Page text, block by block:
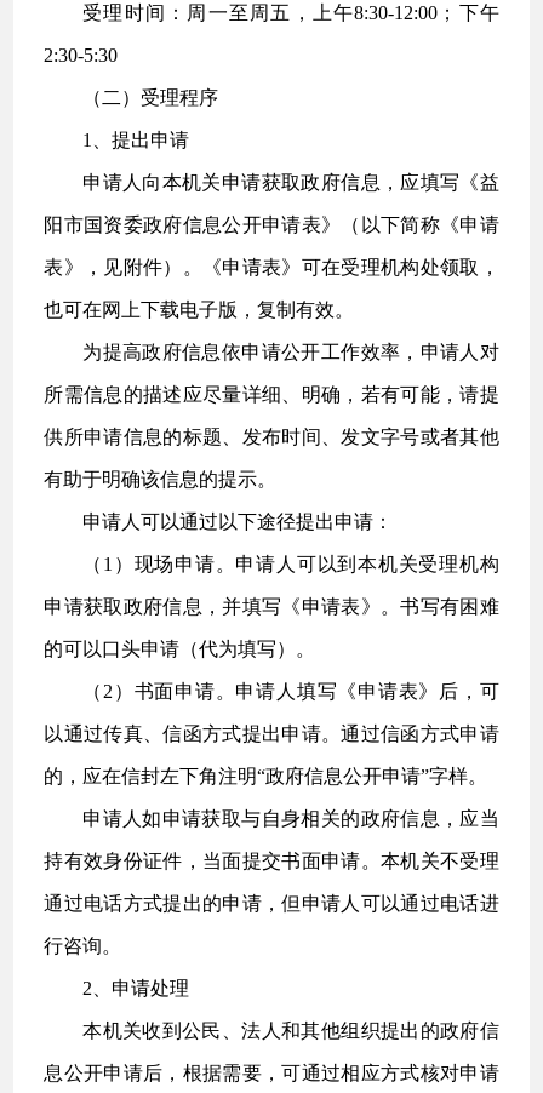
受理时间：周一至周五，上午8:30-12:00；下午
2:30-5:30
（二）受理程序
1、提出申请
申请人向本机关申请获取政府信息，应填写《益
阳市国资委政府信息公开申请表》（以下简称《申请
表》，见附件）。《申请表》可在受理机构处领取，
也可在网上下载电子版，复制有效。
为提高政府信息依申请公开工作效率，申请人对
所需信息的描述应尽量详细、明确，若有可能，请提
供所申请信息的标题、发布时间、发文字号或者其他
有助于明确该信息的提示。
申请人可以通过以下途径提出申请：
（1）现场申请。申请人可以到本机关受理机构
申请获取政府信息，并填写《申请表》。书写有困难
的可以口头申请（代为填写）。
（2）书面申请。申请人填写《申请表》后，可
以通过传真、信函方式提出申请。通过信函方式申请
的，应在信封左下角注明“政府信息公开申请”字样。
申请人如申请获取与自身相关的政府信息，应当
持有效身份证件，当面提交书面申请。本机关不受理
通过电话方式提出的申请，但申请人可以通过电话进
行咨询。
2、申请处理
本机关收到公民、法人和其他组织提出的政府信
息公开申请后，根据需要，可通过相应方式核对申请